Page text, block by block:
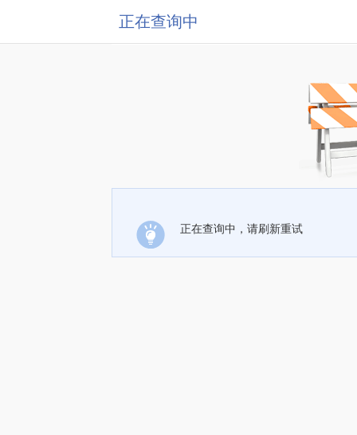
正在查询中
正在查询中，请刷新重试